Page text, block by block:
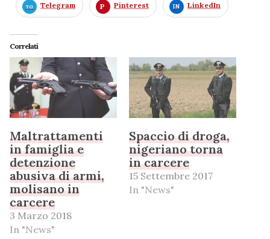
Telegram Pinterest LinkedIn
Correlati
Maltrattamenti
in famiglia e
detenzione
abusiva di armi,
molisano in
carcere
3 Marzo 2018
In "News"
Spaccio di droga,
nigeriano torna
in carcere
15 Settembre 2017
In "News"